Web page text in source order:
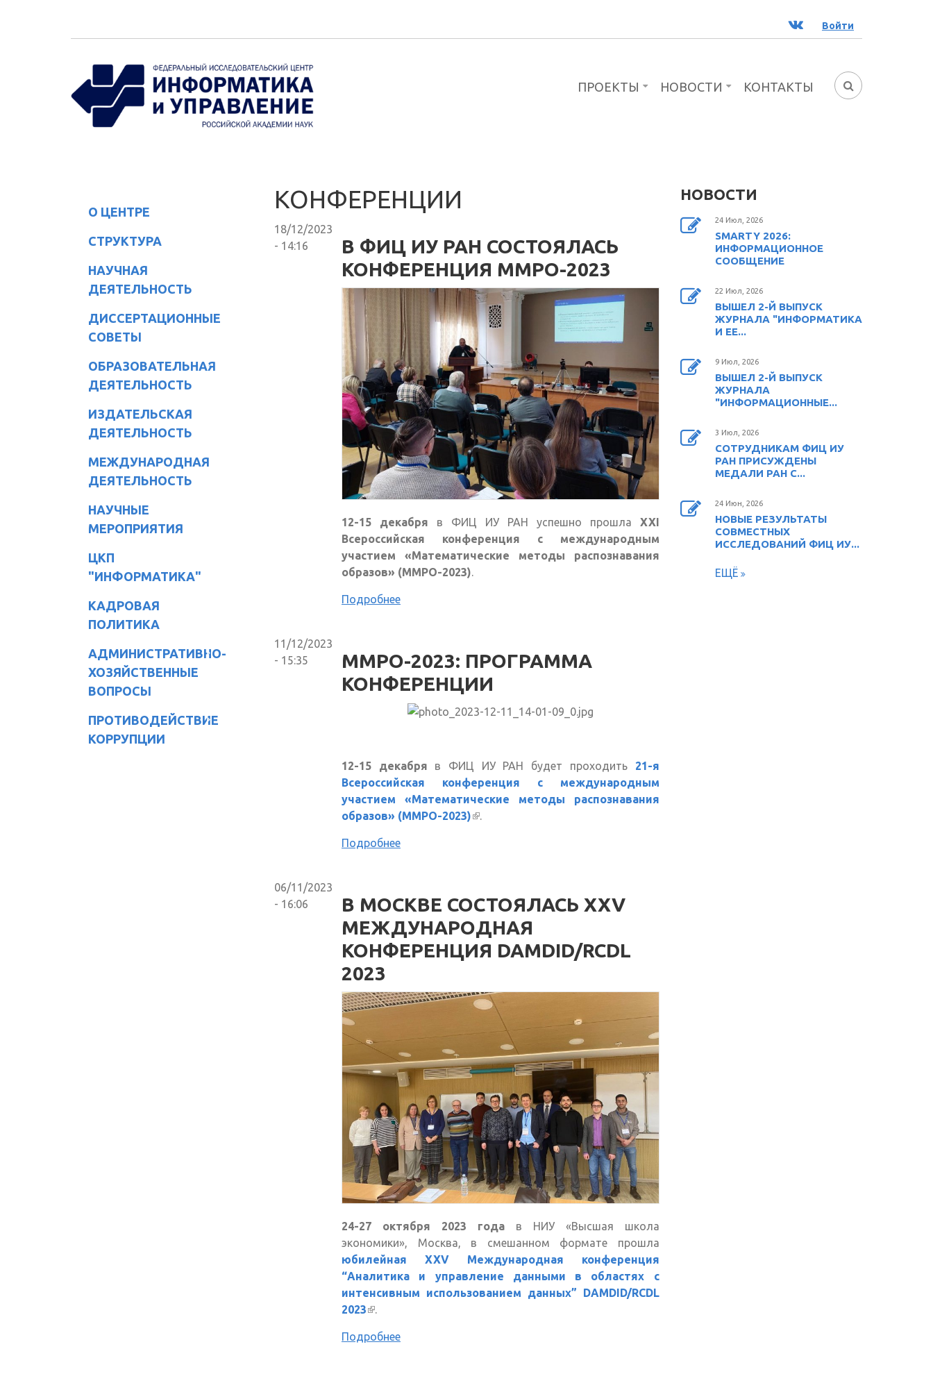
ВК Войти
ФОРМА
ПРОЕКТЫ НОВОСТИ КОНТАКТЫ
О ЦЕНТРЕ
СТРУКТУРА
НАУЧНАЯ
ДЕЯТЕЛЬНОСТЬ
ДИССЕРТАЦИОННЫЕ
СОВЕТЫ
ОБРАЗОВАТЕЛЬНАЯ
ДЕЯТЕЛЬНОСТЬ
ИЗДАТЕЛЬСКАЯ
ДЕЯТЕЛЬНОСТЬ
МЕЖДУНАРОДНАЯ
ДЕЯТЕЛЬНОСТЬ
НАУЧНЫЕ
МЕРОПРИЯТИЯ
ЦКП
"ИНФОРМАТИКА"
КАДРОВАЯ
ПОЛИТИКА
АДМИНИСТРАТИВНО-
ХОЗЯЙСТВЕННЫЕ
ВОПРОСЫ
ПРОТИВОДЕЙСТВИЕ
КОРРУПЦИИ
КОНФЕРЕНЦИИ
18/12/2023
- 14:16
В ФИЦ ИУ РАН СОСТОЯЛАСЬ
КОНФЕРЕНЦИЯ ММРО-2023
12-15 декабря в ФИЦ ИУ РАН успешно прошла XXI
Всероссийская конференция с международным
участием «Математические методы распознавания
образов» (ММРО-2023).
Подробнее
11/12/2023
- 15:35
ММРО-2023: ПРОГРАММА
КОНФЕРЕНЦИИ
12-15 декабря в ФИЦ ИУ РАН будет проходить 21-я
Всероссийская конференция с международным
участием «Математические методы распознавания
образов» (ММРО-2023)(внешняя ссылка)
.
Подробнее
06/11/2023
- 16:06
В МОСКВЕ СОСТОЯЛАСЬ XXV
МЕЖДУНАРОДНАЯ
КОНФЕРЕНЦИЯ DAMDID/RCDL
2023
24-27 октября 2023 годав НИУ «Высшая школа
экономики», Москва, в смешанном формате прошла
юбилейная XXV Международная конференция
“Аналитика и управление данными в областях с
интенсивным использованием данных” DAMDID/RCDL
2023(внешняя ссылка)
.
Подробнее
НОВОСТИ
24 Июл, 2026
SMARTY 2026:
ИНФОРМАЦИОННОЕ
СООБЩЕНИЕ
22 Июл, 2026
ВЫШЕЛ 2-Й ВЫПУСК
ЖУРНАЛА "ИНФОРМАТИКА
И ЕЕ...
9 Июл, 2026
ВЫШЕЛ 2-Й ВЫПУСК
ЖУРНАЛА
"ИНФОРМАЦИОННЫЕ...
3 Июл, 2026
СОТРУДНИКАМ ФИЦ ИУ
РАН ПРИСУЖДЕНЫ
МЕДАЛИ РАН С...
24 Июн, 2026
НОВЫЕ РЕЗУЛЬТАТЫ
СОВМЕСТНЫХ
ИССЛЕДОВАНИЙ ФИЦ ИУ...
ЕЩЁ